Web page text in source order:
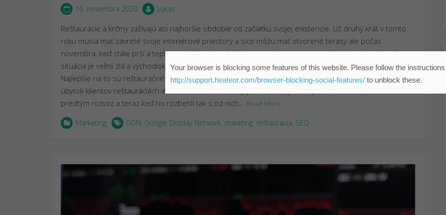
16. novembra 2020 Lukas
Reštaurácie a krčmy zažívajú asi najhoršie obdobie od začiatku svojej existencie. Už druhý krát v tomto
roku musia mať zavreté svoje interiérové priestory a síce môžu mať otvorené terasy ale počas
novembra, keď stále prší a teplota sa blíži nule veľa klientov nechce konzumovať jedlo vonka. Aj keď
situácia je veľmi zlá a východisko z nej sú veľmi ťažké ale je tu zopár riešení ako prežiť túto situáciu.
Najlepšie na to sú reštauračné a podniky, ktoré mali už pred corona krízou dobre rozbehnutý rozvoz a
úbytok klientov reštauráciách im nahradil rozvoz. Veľký problém majú krčmy a reštaurácie, ktoré nerobili
predtým rozvoz a teraz keď ho rozbehli tak s od nich…
Read More
Marketing GDN, Google Display Network, mareting, reštaurácia, SEO
Your browser is blocking some features of this website. Please follow the
http://support.heateor.com/browser-blocking-social-features/to unblock these.